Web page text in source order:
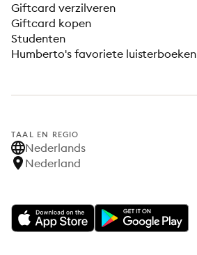
Giftcard verzilveren
Giftcard kopen
Studenten
Humberto's favoriete luisterboeken
TAAL EN REGIO
Nederlands
Nederland